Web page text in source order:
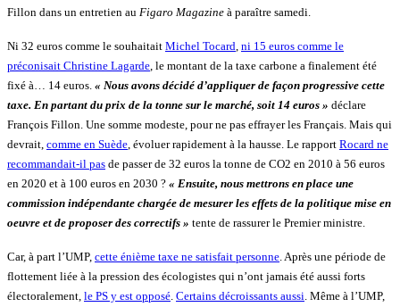
Fillon dans un entretien au Figaro Magazine à paraître samedi.
Ni 32 euros comme le souhaitait Michel Tocard ni 15 euros comme le
préconisait Christine Lagarde , le montant de la taxe carbone a finalement été
fixé à… 14 euros. « Nous avons décidé d’appliquer de façon progressive cette
taxe. En partant du prix de la tonne sur le marché, soit 14 euros » déclare
François Fillon. Une somme modeste, pour ne pas effrayer les Français. Mais qui
devrait, comme en Suède , évoluer rapidement à la hausse. Le rapport Rocard ne
recommandait-il pas de passer de 32 euros la tonne de CO2 en 2010 à 56 euros
en 2020 et à 100 euros en 2030 ? « Ensuite, nous mettrons en place une
commission indépendante chargée de mesurer les effets de la politique mise en
oeuvre et de proposer des correctifs » tente de rassurer le Premier ministre.
Car, à part l’UMP, cette énième taxe ne satisfait personne . Après une période de
flottement liée à la pression des écologistes qui n’ont jamais été aussi forts
électoralement, le PS y est opposé Certains décroissants aussi . Même à l’UMP,